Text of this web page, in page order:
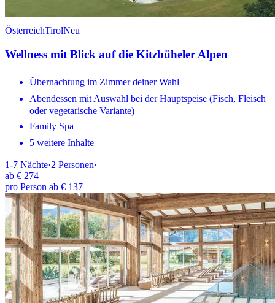
ÖsterreichTirolNeu
Wellness mit Blick auf die Kitzbüheler Alpen
Übernachtung im Zimmer deiner Wahl
Abendessen mit Auswahl bei der Hauptspeise (Fisch, Fleisch
oder vegetarische Variante)
Family Spa
5 weitere Inhalte
1-7 Nächte·2 Personen·
ab € 274
pro Person ab € 137